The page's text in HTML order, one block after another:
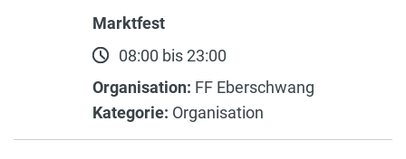
Marktfest
08:00 bis 23:00
Organisation: FF Eberschwang
Kategorie: Organisation